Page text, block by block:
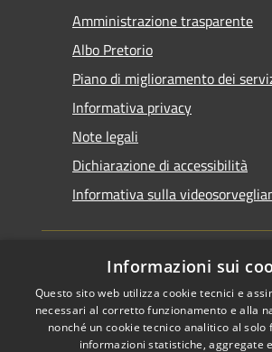
Amministrazione trasparente
Albo Pretorio
Piano di miglioramento dei
Informativa privacy
Note legali
Dichiarazione di accessibilità
Informativa sulla
RSS
Accessibilità
Informazioni sui
Questo sito web utilizza cookie tecnici e
necessari al corretto funzionamento e alla
nonché un cookie tecnico analitico al solo
informazioni statistiche, aggregate